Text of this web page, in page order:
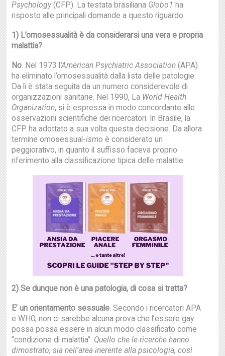
Psychology(CFP). La testata brasiliana Globo1 ha
risposto alle principali domande a questo riguardo:
1) L’omosessualità è da considerarsi una vera e propria
malattia?
No. Nel 1973 l ’American Psychiatric Association (APA)
ha eliminato l’omosessualità dalla lista delle patologie.
Da lì è stata seguita da un numero considerevole di
organizzazioni sanitarie. Nel 1990, La World Health
Organization, si è espressa in modo concordante alle
osservazioni scientifiche dei ricercatori. In Brasile, la
CFP ha adottato a sua volta questa decisione. Da allora
termine omosessual-ismo è considerato un
peggiorativo, in quanto il suffisso faceva proprio
riferimento alla classificazione tipica delle malattie.
2) Se dunque non è una patologia, di cosa si tratta?
E’ un orientamento sessuale. Secondo i ricercatori APA
e WHO, non ci sarebbe alcuna prova che l’essere gay
possa possa essere in alcun modo classificato come
“condizione di malattia”. Quello che le ricerche hanno
dimostrato, sia nell’area inerente alla psicologia, così